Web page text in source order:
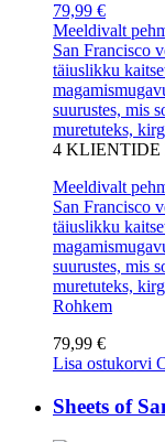
79,99 €
Meeldivalt
San Francisco
täiuslikku
suurustes, mis
muretuteks,
4 KLIENTIDE
Meeldivalt
San Francisco
täiuslikku
suurustes, mis
muretuteks,
Rohkem
79,99 €
Lisa ostukorvi
Sheets of